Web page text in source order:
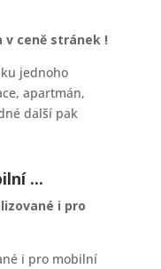
v ceně stránek !
jednoho
apartmán,
další pak
...
i pro
i pro mobilní